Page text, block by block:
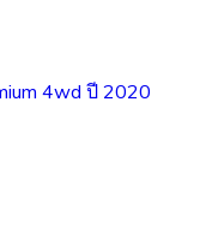
4wd ปี 2020